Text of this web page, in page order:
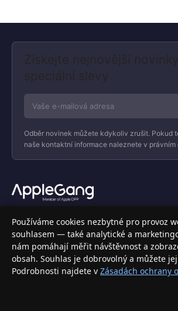
Získejte nejnovější
speciální slevy
Odběr novinek můžete kdykoliv zrušit. Pokud
naše kontaktní informace naleznete v právním
Váš specializovaný obchod s Apple
elektronikou. Nakupujte bezpečně a s
INFORMACE
Doprava a doručení
Používáme cookies nezbytné pro provoz
souhlasem — také analytické a
nám pomáhají měřit návštěvnost a
obsah. Souhlas je dobrovolný a můžete
Podrobnosti najdete v Zásadách ochrany